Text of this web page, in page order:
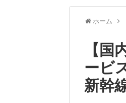
ホーム
【
ービ
新幹